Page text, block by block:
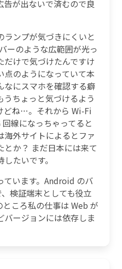
告が出ないで済むので良
ンプが気づきにくいと
ーのような広範囲が光っ
だけで気づけたんですけ
点のようになっていて本
なにスマホを確認する癖
うちょっと気づけるよう
どね…。それから Wi-Fi
線になっちゃってると
海外サイトによるとファ
とか？ まだ日本には来て
たいです。
ています。Android のバ
検証端末としても役立
ころ私の仕事は Web が
バージョンには依存しま